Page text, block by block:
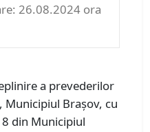
26.08.2024 ora
a prevederilor
Municipiul Braşov, cu
din Municipiul